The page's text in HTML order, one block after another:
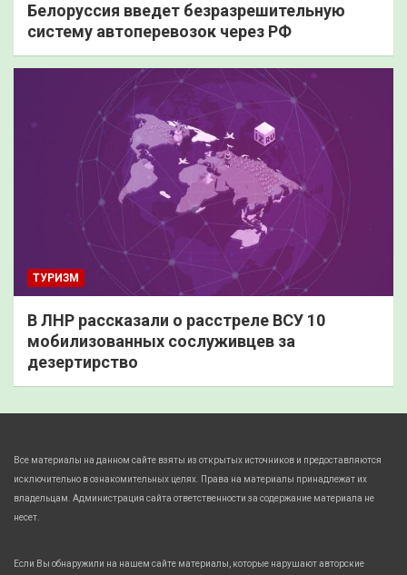
Белоруссия введет безразрешительную
систему автоперевозок через РФ
ТУРИЗМ
В ЛНР рассказали о расстреле ВСУ 10
мобилизованных сослуживцев за
дезертирство
Все материалы на данном сайте взяты из открытых источников и предоставляются
исключительно в ознакомительных целях. Права на материалы принадлежат их
владельцам. Администрация сайта ответственности за содержание материала не
несет.
Если Вы обнаружили на нашем сайте материалы, которые нарушают авторские